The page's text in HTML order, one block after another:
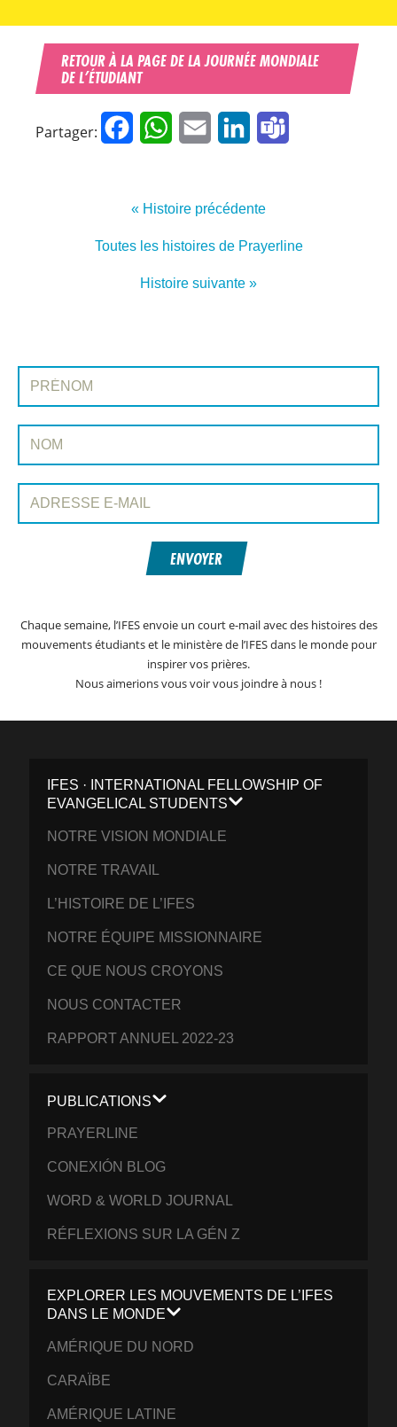
RETOUR À LA PAGE DE LA JOURNÉE MONDIALE
DE L’ÉTUDIANT
Partager: FacebookWhatsApp
Email LinkedIn
« Histoire précédente
Toutes les histoires de Prayerline
Histoire suivante »
INSCRIVEZ-VOUS À PRAYERLINE
Prénom:
Nom:
Adresse e-mail:
ENVOYER
Chaque semaine, l’IFES envoie un court e-mail avec des histoires des
mouvements étudiants et le ministère de l’IFES dans le monde pour
inspirer vos prières.
Nous aimerions vous voir vous joindre à nous !
IFES · INTERNATIONAL FELLOWSHIP OF
EVANGELICAL STUDENTS
NOTRE VISION MONDIALE
NOTRE TRAVAIL
L’HISTOIRE DE L’IFES
NOTRE ÉQUIPE MISSIONNAIRE
CE QUE NOUS CROYONS
NOUS CONTACTER
RAPPORT ANNUEL 2022-23
PUBLICATIONS
PRAYERLINE
CONEXIÓN BLOG
WORD & WORLD JOURNAL
RÉFLEXIONS SUR LA GÉN Z
EXPLORER LES MOUVEMENTS DE L’IFES
DANS LE MONDE
AMÉRIQUE DU NORD
CARAÏBE
AMÉRIQUE LATINE